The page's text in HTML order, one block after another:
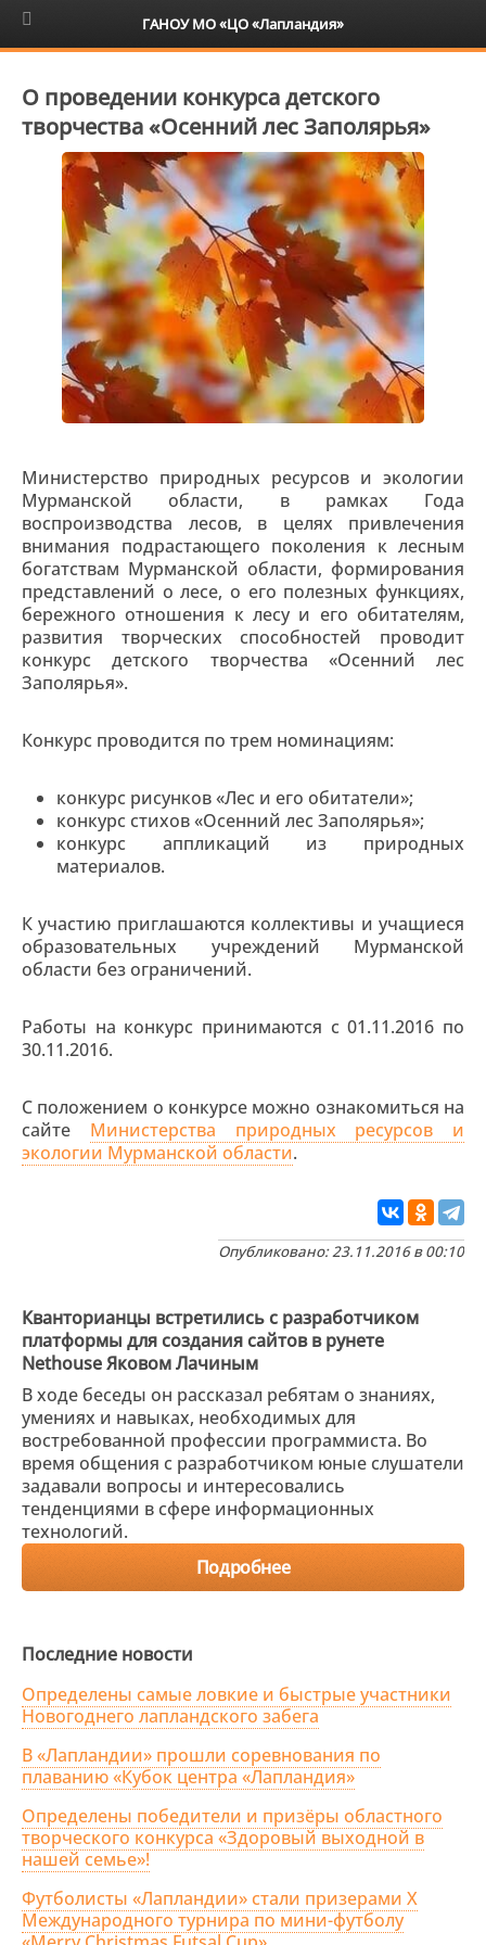
6+
О проведении конкурса детского
творчества «Осенний лес Заполярья»
Министерство природных ресурсов и экологии
Мурманской области, в рамках Года
воспроизводства лесов, в целях привлечения
внимания подрастающего поколения к лесным
богатствам Мурманской области, формирования
представлений о лесе, о его полезных функциях,
бережного отношения к лесу и его обитателям,
развития творческих способностей проводит
конкурс детского творчества «Осенний лес
Заполярья».
Конкурс проводится по трем номинациям:
конкурс рисунков «Лес и его обитатели»;
конкурс стихов «Осенний лес Заполярья»;
конкурс аппликаций из природных
материалов.
К участию приглашаются коллективы и учащиеся
образовательных учреждений Мурманской
области без ограничений.
Работы на конкурс принимаются с 01.11.2016 по
30.11.2016.
С положением о конкурсе можно ознакомиться на
сайте Министерства природных ресурсов и
экологии Мурманской области.
Опубликовано: 23.11.2016 в 00:10
Кванторианцы встретились с разработчиком
платформы для создания сайтов в рунете
Nethouse Яковом Лачиным
В ходе беседы он рассказал ребятам о знаниях,
умениях и навыках, необходимых для
востребованной профессии программиста. Во
время общения с разработчиком юные слушатели
задавали вопросы и интересовались
тенденциями в сфере информационных
технологий.
Подробнее
Последние новости
Определены самые ловкие и быстрые участники
Новогоднего лапландского забега
В «Лапландии» прошли соревнования по
плаванию «Кубок центра «Лапландия»
Определены победители и призёры областного
творческого конкурса «Здоровый выходной в
нашей семье»!
Футболисты «Лапландии» стали призерами X
Международного турнира по мини-футболу
ГАНОУ МО «ЦО «Лапландия»